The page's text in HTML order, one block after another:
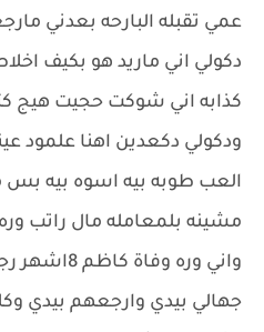
عمي تقبله البارحه بعدني
دكولي اني ماريد هو بكيف
كذابه اني شوكت حجيت هيج
ودكولي دكعدين اهنا علمود
العب طوبه بيه اسوه بيه بس
مشينه بلمعامله مال راتب
واني وره وفاة كاظم 8اشهر رجعت ادوم واخذ
جهالي بيدي وارجعهم بيدي